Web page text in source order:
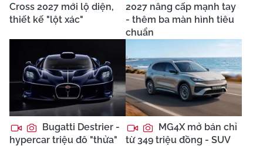
Cross 2027 mới lộ diện,
thiết kế "lột xác"
2027 nâng cấp mạnh tay
- thêm ba màn hình tiêu
chuẩn
Bugatti Destrier -
hypercar triệu đô "thửa"
MG4X mở bán chỉ
từ 349 triệu đồng - SUV